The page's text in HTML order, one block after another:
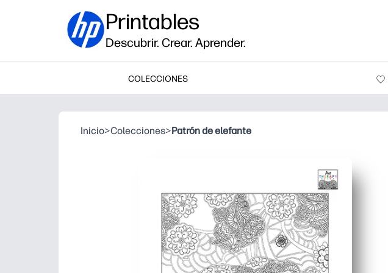
Printables
Descubrir. Crear. Aprender.
COLECCIONES
Inicio>Colecciones>Patrón de elefante